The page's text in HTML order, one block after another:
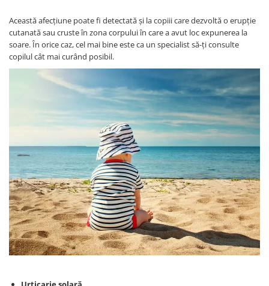
Această afecțiune poate fi detectată și la copiii care dezvoltă o erupție
cutanată sau cruste în zona corpului în care a avut loc expunerea la
soare. În orice caz, cel mai bine este ca un specialist să-ți consulte
copilul cât mai curând posibil.